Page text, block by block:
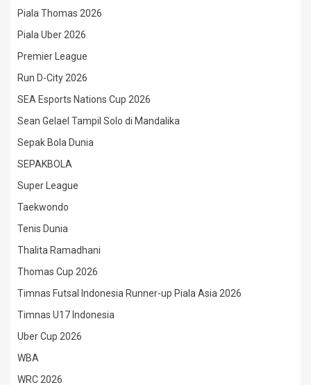
Piala Thomas 2026
Piala Uber 2026
Premier League
Run D-City 2026
SEA Esports Nations Cup 2026
Sean Gelael Tampil Solo di Mandalika
Sepak Bola Dunia
SEPAKBOLA
Super League
Taekwondo
Tenis Dunia
Thalita Ramadhani
Thomas Cup 2026
Timnas Futsal Indonesia Runner-up Piala Asia 2026
Timnas U17 Indonesia
Uber Cup 2026
WBA
WRC 2026